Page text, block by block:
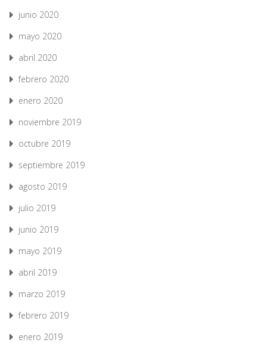
junio 2020
mayo 2020
abril 2020
febrero 2020
enero 2020
noviembre 2019
octubre 2019
septiembre 2019
agosto 2019
julio 2019
junio 2019
mayo 2019
abril 2019
marzo 2019
febrero 2019
enero 2019